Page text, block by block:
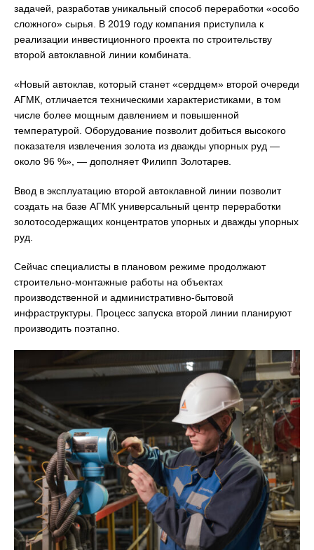
задачей, разработав уникальный способ переработки «особо
сложного» сырья. В 2019 году компания приступила к
реализации инвестиционного проекта по строительству
второй автоклавной линии комбината.
«Новый автоклав, который станет «сердцем» второй очереди
АГМК, отличается техническими характеристиками, в том
числе более мощным давлением и повышенной
температурой. Оборудование позволит добиться высокого
показателя извлечения золота из дважды упорных руд —
около 96 %», — дополняет Филипп Золотарев.
Ввод в эксплуатацию второй автоклавной линии позволит
создать на базе АГМК универсальный центр переработки
золотосодержащих концентратов упорных и дважды упорных
руд.
Сейчас специалисты в плановом режиме продолжают
строительно-монтажные работы на объектах
производственной и административно-бытовой
инфраструктуры. Процесс запуска второй линии планируют
производить поэтапно.